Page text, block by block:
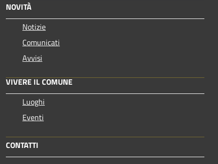
NOVITÀ
Notizie
Comunicati
Avvisi
VIVERE IL COMUNE
Luoghi
Eventi
CONTATTI